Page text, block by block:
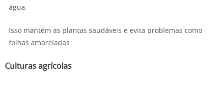
água.
Isso mantém as plantas saudáveis e evita problemas como
folhas amareladas.
Culturas agrícolas